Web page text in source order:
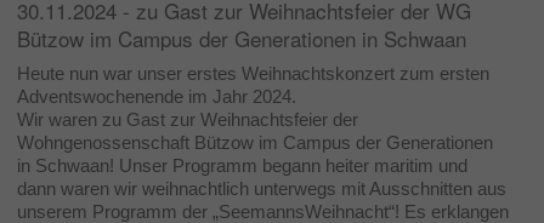
30.11.2024 - zu Gast zur Weihnachtsfeier der WG
Bützow im Campus der Generationen in Schwaan
Heute nun war unser erstes Weihnachtskonzert zum ersten
Adventswochenende im Jahr 2024.
Wir waren zu Gast zur Weihnachtsfeier der
Wohngenossenschaft Bützow im Campus der Generationen
in Schwaan! Unser Programm begann heiter maritim und
dann waren wir weihnachtlich unterwegs mit Ausschnitten aus
unserem Programm der „SeemannsWeihnacht“! Es erklangen